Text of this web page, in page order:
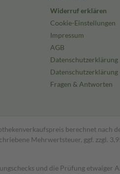
Widerruf erklären
Cookie-Einstellungen
Impressum
AGB
Datenschutzerklärung
Fragen & Antworten
berechnet nach
Mehrwertsteuer, ggf. zzgl.
und die Prüfung etwaiger